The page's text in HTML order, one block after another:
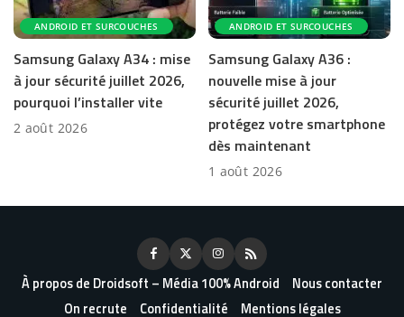
ANDROID ET SURCOUCHES
Samsung Galaxy A34 : mise
à jour sécurité juillet 2026,
pourquoi l’installer vite
2 août 2026
ANDROID ET SURCOUCHES
Samsung Galaxy A36 :
nouvelle mise à jour
sécurité juillet 2026,
protégez votre smartphone
dès maintenant
1 août 2026
À propos de Droidsoft – Média 100% Android
Nous contacter
On recrute
Confidentialité Mentions légales